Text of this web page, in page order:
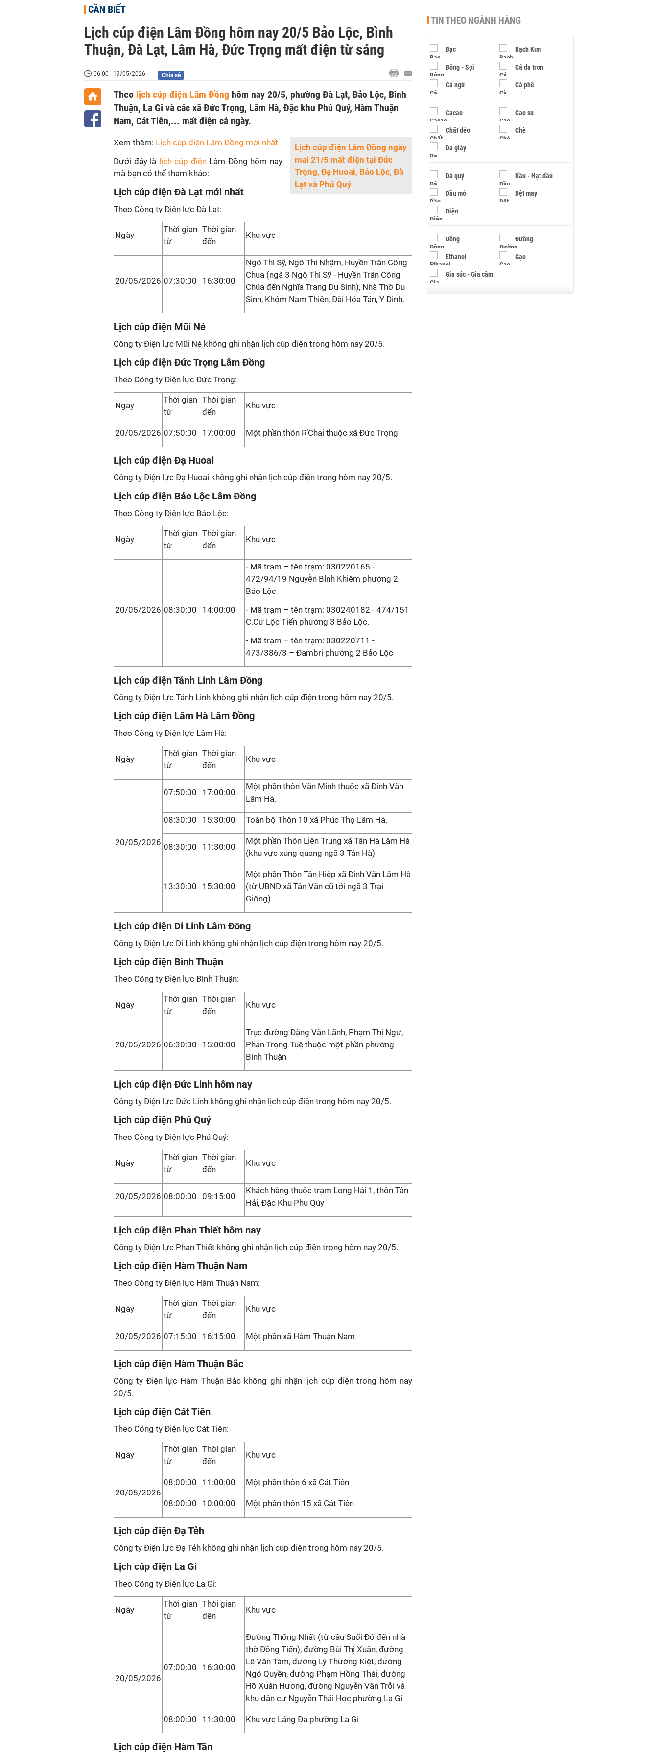
CẦN BIẾT
Lịch cúp điện Lâm Đồng hôm nay 20/5 Bảo Lộc, Bình
Thuận, Đà Lạt, Lâm Hà, Đức Trọng mất điện từ sáng
06:00 | 19/05/2026 Chia sẻ
Theo lịch cúp điện Lâm Đồng hôm nay 20/5, phường Đà Lạt, Bảo Lộc, Bình
Thuận, La Gi và các xã Đức Trọng, Lâm Hà, Đặc khu Phú Quý, Hàm Thuận
Nam, Cát Tiên,... mất điện cả ngày.
Lịch cúp điện Lâm Đồng ngày
mai 21/5 mất điện tại Đức
Trọng, Đạ Huoai, Bảo Lộc, Đà
Lạt và Phú Quý
Xem thêm: Lịch cúp điện Lâm Đồng mới nhất
Dưới đây là lịch cúp điệnLâm Đồng hôm nay
mà bạn có thể tham khảo:
Lịch cúp điện Đà Lạt mới nhất
Theo Công ty Điện lực Đà Lạt:
Ngày
Thời gian
từ
Thời gian
đến
Khu vực
20/05/2026 07:30:00 16:30:00
Ngô Thì Sỹ, Ngô Thì Nhậm, Huyền Trân Công
Chúa (ngã 3 Ngô Thì Sỹ - Huyền Trân Công
Chúa đến Nghĩa Trang Du Sinh), Nhà Thờ Du
Sinh, Khóm Nam Thiên, Đài Hỏa Tán, Y Dinh.
Lịch cúp điện Mũi Né
Công ty Điện lực Mũi Né không ghi nhận lịch cúp điện trong hôm nay 20/5.
Lịch cúp điện Đức Trọng Lâm Đồng
Theo Công ty Điện lực Đức Trọng:
Ngày
Thời gian
từ
Thời gian
đến
Khu vực
20/05/2026 07:50:00 17:00:00 Một phần thôn R’Chai thuộc xã Đức Trọng
Lịch cúp điện Đạ Huoai
Công ty Điện lực Đạ Huoai không ghi nhận lịch cúp điện trong hôm nay 20/5.
Lịch cúp điện Bảo Lộc Lâm Đồng
Theo Công ty Điện lực Bảo Lộc:
Ngày
Thời gian
từ
Thời gian
đến
Khu vực
20/05/2026 08:30:00 14:00:00
- Mã trạm – tên trạm: 030220165 -
472/94/19 Nguyễn Bỉnh Khiêm phường 2
Bảo Lộc
- Mã trạm – tên trạm: 030240182 - 474/151
C.Cư Lộc Tiến phường 3 Bảo Lộc.
- Mã trạm – tên trạm: 030220711 -
473/386/3 – Đambri phường 2 Bảo Lộc
Lịch cúp điện Tánh Linh Lâm Đồng
Công ty Điện lực Tánh Linh không ghi nhận lịch cúp điện trong hôm nay 20/5.
Lịch cúp điện Lâm Hà Lâm Đồng
Theo Công ty Điện lực Lâm Hà:
Ngày
Thời gian
từ
Thời gian
đến
Khu vực
20/05/2026
07:50:00 17:00:00
Một phần thôn Văn Minh thuộc xã Đinh Văn
Lâm Hà.
08:30:00 15:30:00 Toàn bộ Thôn 10 xã Phúc Thọ Lâm Hà.
08:30:00 11:30:00
Một phần Thôn Liên Trung xã Tân Hà Lâm Hà
(khu vực xung quang ngã 3 Tân Hà)
13:30:00 15:30:00
Một phần Thôn Tân Hiệp xã Đinh Văn Lâm Hà
(từ UBND xã Tân Văn cũ tới ngã 3 Trại
Giống).
Lịch cúp điện Di Linh Lâm Đồng
Công ty Điện lực Di Linh không ghi nhận lịch cúp điện trong hôm nay 20/5.
Lịch cúp điện Bình Thuận
Theo Công ty Điện lực Bình Thuận:
Ngày
Thời gian
từ
Thời gian
đến
Khu vực
20/05/2026 06:30:00 15:00:00
Trục đường Đặng Văn Lãnh, Phạm Thị Ngư,
Phan Trọng Tuệ thuộc một phần phường
Bình Thuận
Lịch cúp điện Đức Linh hôm nay
Công ty Điện lực Đức Linh không ghi nhận lịch cúp điện trong hôm nay 20/5.
Lịch cúp điện Phú Quý
Theo Công ty Điện lực Phú Quý:
Ngày
Thời gian
từ
Thời gian
đến
Khu vực
20/05/2026 08:00:00 09:15:00
Khách hàng thuộc trạm Long Hải 1, thôn Tân
Hải, Đặc Khu Phú Qúy
Lịch cúp điện Phan Thiết hôm nay
Công ty Điện lực Phan Thiết không ghi nhận lịch cúp điện trong hôm nay 20/5.
Lịch cúp điện Hàm Thuận Nam
Theo Công ty Điện lực Hàm Thuận Nam:
Ngày
Thời gian
từ
Thời gian
đến
Khu vực
20/05/2026 07:15:00 16:15:00 Một phần xã Hàm Thuận Nam
Lịch cúp điện Hàm Thuận Bắc
Công ty Điện lực Hàm Thuận Bắc không ghi nhận lịch cúp điện trong hôm nay
20/5.
Lịch cúp điện Cát Tiên
Theo Công ty Điện lực Cát Tiên:
Ngày
Thời gian
từ
Thời gian
đến
Khu vực
20/05/2026
08:00:00 11:00:00 Một phần thôn 6 xã Cát Tiên
08:00:00 10:00:00 Một phần thôn 15 xã Cát Tiên
Lịch cúp điện Đạ Tẻh
Công ty Điện lực Đạ Tẻh không ghi nhận lịch cúp điện trong hôm nay 20/5.
Lịch cúp điện La Gi
Theo Công ty Điện lực La Gi:
Ngày
Thời gian
từ
Thời gian
đến
Khu vực
20/05/2026
07:00:00 16:30:00
Đường Thống Nhất (từ cầu Suối Đó đến nhà
thờ Đồng Tiến), đường Bùi Thị Xuân, đường
Lê Văn Tám, đường Lý Thường Kiệt, đường
Ngô Quyền, đường Phạm Hồng Thái, đường
Hồ Xuân Hương, đường Nguyễn Văn Trỗi và
khu dân cư Nguyễn Thái Học phường La Gi
08:00:00 11:30:00 Khu vực Láng Đá phường La Gi
Lịch cúp điện Hàm Tân
TIN THEO NGÀNH HÀNG
Bạc Bạch Kim
Bông - Sợi Cá da trơn
Cá ngừ Cà phê
Cacao Cao su
Chất dẻo Chè
Da giày
Đá quý Dầu - Hạt dầu
Dầu mỏ Dệt may
Điện
Đồng Đường
Ethanol Gạo
Gia súc - Gia cầm